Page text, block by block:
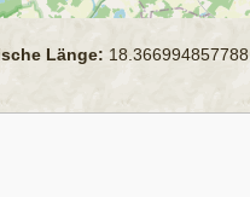
Länge: 18.366994857788